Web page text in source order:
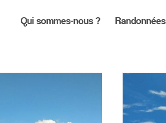
Qui sommes-nous ? Randonnées